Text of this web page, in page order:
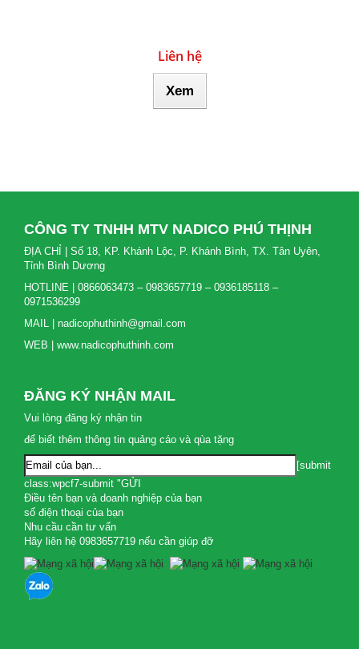
Liên hệ
Xem
CÔNG TY TNHH MTV NADICO PHÚ THỊNH
ĐỊA CHỈ | Số 18, KP. Khánh Lộc, P. Khánh Bình, TX. Tân Uyên,
Tỉnh Bình Dương
HOTLINE | 0866063473 – 0983657719 – 0936185118 –
0971536299
MAIL | nadicophuthinh@gmail.com
WEB | www.nadicophuthinh.com
ĐĂNG KÝ NHẬN MAIL
Vui lòng đăng ký nhận tin
để biết thêm thông tin quảng cáo và qùa tặng
[submit
class:wpcf7-submit "GỬI
Điều tên bạn và doanh nghiệp của bạn
số điện thoại của bạn
Nhu cầu cần tư vấn
Hãy liên hệ 0983657719 nếu cần giúp đỡ